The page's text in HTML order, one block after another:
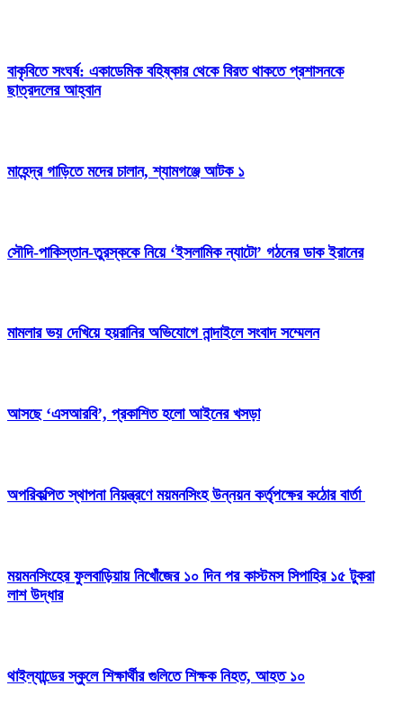
বাকৃবিতে সংঘর্ষ: একাডেমিক বহিষ্কার থেকে বিরত থাকতে প্রশাসনকে
ছাত্রদলের আহ্বান
মাহেন্দ্র গাড়িতে মদের চালান, শ্যামগঞ্জে আটক ১
সৌদি-পাকিস্তান-তুরস্ককে নিয়ে ‘ইসলামিক ন্যাটো’ গঠনের ডাক ইরানের
মামলার ভয় দেখিয়ে হয়রানির অভিযোগে নান্দাইলে সংবাদ সম্মেলন
আসছে ‘এসআরবি’, প্রকাশিত হলো আইনের খসড়া
অপরিকল্পিত স্থাপনা নিয়ন্ত্রণে ময়মনসিংহ উন্নয়ন কর্তৃপক্ষের কঠোর বার্তা
ময়মনসিংহের ফুলবাড়িয়ায় নিখোঁজের ১০ দিন পর কাস্টমস সিপাহির ১৫ টুকরা
লাশ উদ্ধার
থাইল্যান্ডের স্কুলে শিক্ষার্থীর গুলিতে শিক্ষক নিহত, আহত ১০